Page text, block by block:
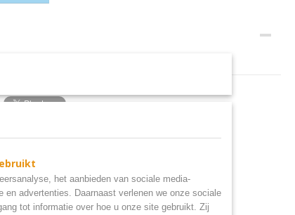
het aanbieden van sociale media-
advertenties. Daarnaast verlenen we onze sociale
tot informatie over hoe u onze site gebruikt. Zij